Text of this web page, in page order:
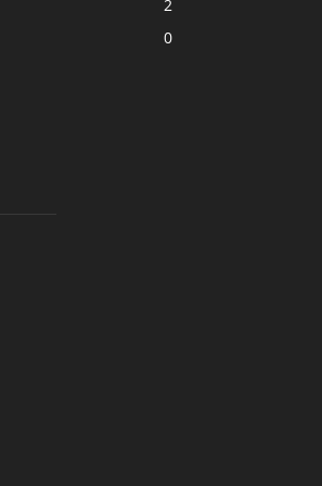
2
0